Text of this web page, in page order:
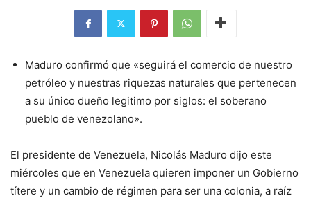
Maduro confirmó que «seguirá el comercio de nuestro
petróleo y nuestras riquezas naturales que pertenecen
a su único dueño legitimo por siglos: el soberano
pueblo de venezolano».
El presidente de Venezuela, Nicolás Maduro dijo este
miércoles que en Venezuela quieren imponer un Gobierno
títere y un cambio de régimen para ser una colonia, a raíz